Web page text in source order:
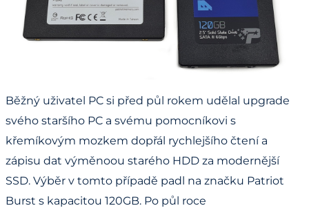
Běžný uživatel PC si před půl rokem udělal upgrade
svého staršího PC a svému pomocníkovi s
křemíkovým mozkem dopřál rychlejšího čtení a
zápisu dat výměnoou starého HDD za modernější
SSD. Výběr v tomto případě padl na značku Patriot
Burst s kapacitou 120GB. Po půl roce